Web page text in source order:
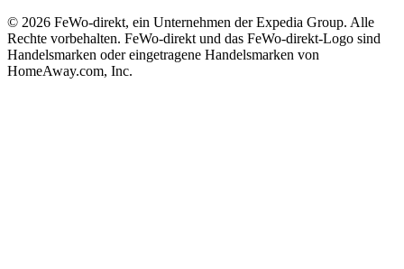
© 2026 FeWo-direkt, ein Unternehmen der Expedia Group. Alle
Rechte vorbehalten. FeWo-direkt und das FeWo-direkt-Logo sind
Handelsmarken oder eingetragene Handelsmarken von
HomeAway.com, Inc.